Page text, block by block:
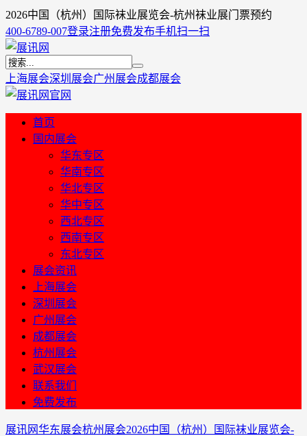
2026中国（杭州）国际袜业展览会-杭州袜业展门票预约
400-6789-007登录注册免费发布手机扫一扫
上海展会深圳展会广州展会成都展会
首页
国内展会
华东专区
华南专区
华北专区
华中专区
西北专区
西南专区
东北专区
展会资讯
上海展会
深圳展会
广州展会
成都展会
杭州展会
武汉展会
联系我们
免费发布
展讯网华东展会杭州展会2026中国（杭州）国际袜业展览会-